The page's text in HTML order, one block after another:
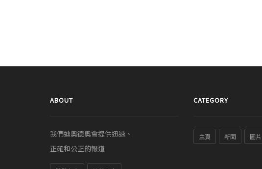
ABOUT
我們迪奧德奧會提供迅速、
正確和公正的報道
CATEGORY
主頁 新聞 圖片